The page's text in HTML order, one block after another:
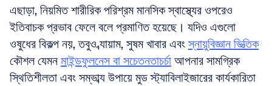
এছাড়া, নিয়মিত শারীরিক পরিশ্রম মানসিক স্বাস্থ্যের ওপরেও
ইতিবাচক প্রভাব ফেলে বলে প্রমাণিত হয়েছে। যদিও এগুলো
ওষুধের বিকল্প নয়, তবুও ব্যায়াম, সুষম খাবার এবং স্নায়ুবিজ্ঞান ভিত্তিক
কৌশল যেমন মাইন্ডফুলনেস বা সচেতনতাচর্চা আপনার সামগ্রিক
স্থিতিশীলতা এবং সম্ভাব্য উপায়ে মুড স্ট্যাবিলাইজারের কার্যকারিতা